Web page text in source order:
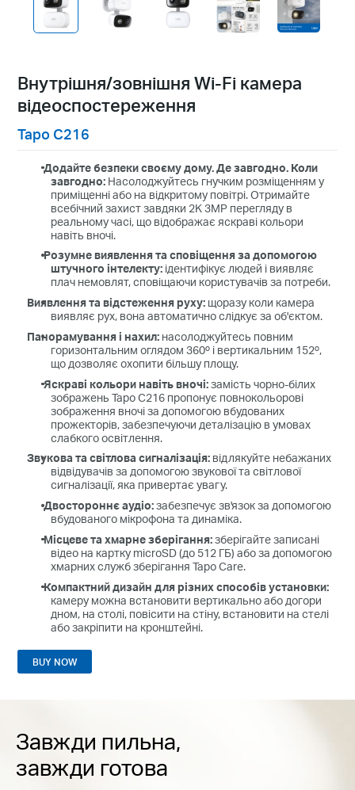
Внутрішня/зовнішня Wi-Fi камера
відеоспостереження
Tapo C216
Додайте безпеки своєму дому. Де завгодно. Коли
завгодно: Насолоджуйтесь гнучким розміщенням у
приміщенні або на відкритому повітрі. Отримайте
всебічний захист завдяки 2K 3MP перегляду в
реальному часі, що відображає яскраві кольори
навіть вночі.
Розумне виявлення та сповіщення за допомогою
штучного інтелекту: ідентифікує людей і виявляє
плач немовлят, сповіщаючи користувачів за потреби.
Виявлення та відстеження руху: щоразу коли камера
виявляє рух, вона автоматично слідкує за об'єктом.
Панорамування і нахил: насолоджуйтесь повним
горизонтальним оглядом 360º і вертикальним 152º,
що дозволяє охопити більшу площу.
Яскраві кольори навіть вночі:замість чорно-білих
зображень Tapo C216 пропонує повнокольорові
зображення вночі за допомогою вбудованих
прожекторів, забезпечуючи деталізацію в умовах
слабкого освітлення.
Звукова та світлова сигналізація: відлякуйте небажаних
відвідувачів за допомогою звукової та світлової
сигналізації, яка привертає увагу.
Двостороннє аудіо:забезпечує зв'язок за допомогою
вбудованого мікрофона та динаміка.
Місцеве та хмарне зберігання:зберігайте записані
відео на картку microSD (до 512 ГБ) або за допомогою
хмарних служб зберігання Tapo Care.
Компактний дизайн для різних способів установки:
камеру можна встановити вертикально або догори
дном, на столі, повісити на стіну, встановити на стелі
або закріпити на кронштейні.
BUY NOW
Завжди пильна,
завжди готова